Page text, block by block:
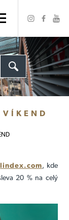
lindex.com, kde
20 % na celý